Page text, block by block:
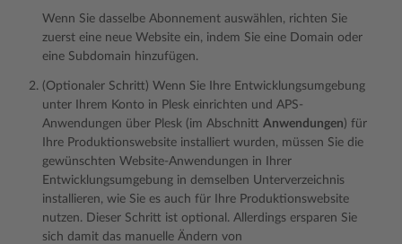
Wenn Sie dasselbe Abonnement auswählen, richten Sie
zuerst eine neue Website ein, indem Sie eine Domain oder
eine Subdomain hinzufügen.
(Optionaler Schritt) Wenn Sie Ihre Entwicklungsumgebung
unter Ihrem Konto in Plesk einrichten und APS-
Anwendungen über Plesk (im Abschnitt Anwendungen) für
Ihre Produktionswebsite installiert wurden, müssen Sie die
gewünschten Website-Anwendungen in Ihrer
Entwicklungsumgebung in demselben Unterverzeichnis
installieren, wie Sie es auch für Ihre Produktionswebsite
nutzen. Dieser Schritt ist optional. Allerdings ersparen Sie
sich damit das manuelle Ändern von